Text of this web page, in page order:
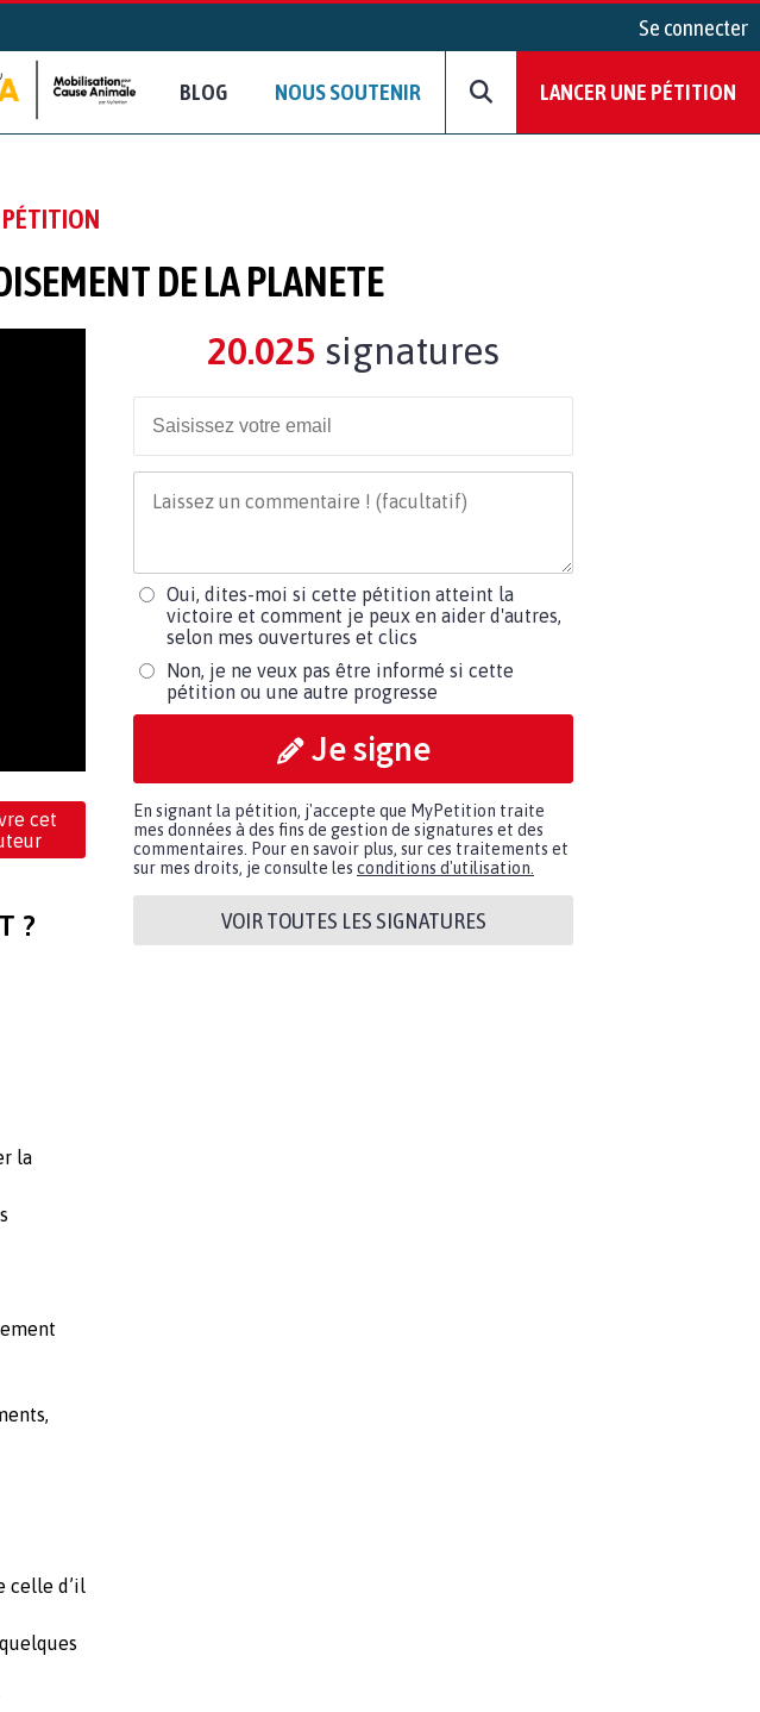
Se connecter
BLOG NOUS SOUTENIR LANCER UNE PÉTITION
PÉTITION
DE LA PLANETE
cet
?
la
celle d’il
20.025 signatures
Oui, dites-moi si cette pétition atteint la
victoire et comment je peux en aider d'autres,
selon mes ouvertures et clics
Non, je ne veux pas être informé si cette
pétition ou une autre progresse
Je signe
En signant la pétition, j'accepte que MyPetition traite
mes données à des fins de gestion de signatures et des
commentaires. Pour en savoir plus, sur ces traitements et
sur mes droits, je consulte les conditions d'utilisation.
VOIR TOUTES LES SIGNATURES